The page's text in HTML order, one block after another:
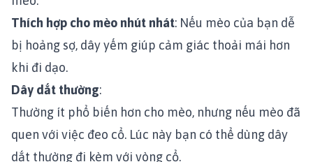
Thích hợp cho mèo nhút nhát: Nếu mèo của bạn dễ
bị hoảng sợ, dây yếm giúp cảm giác thoải mái hơn
khi đi dạo.
Dây dắt thường:
Thường ít phổ biến hơn cho mèo, nhưng nếu mèo đã
quen với việc đeo cổ. Lúc này bạn có thể dùng dây
dắt thường đi kèm với vòng cổ.